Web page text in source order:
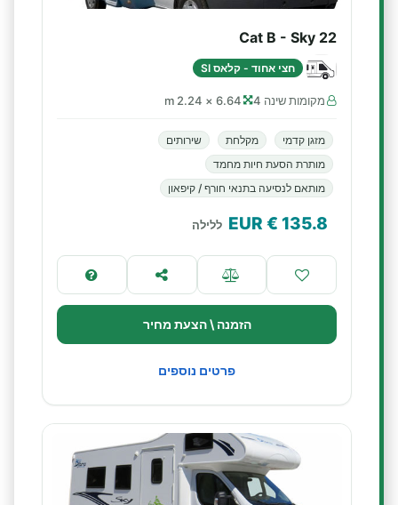
Cat B - Sky 22
חצי אחוד - קלאס SI
מקומות שינה 4 6.64 × 2.24 m
מזגן קדמי מקלחת
שירותים
מותרת הסעת חיות מחמד
מותאם לנסיעה בתנאי חורף / קיפאון
135.8
€ EUR ללילה
הזמנה \ הצעת מחיר
פרטים נוספים